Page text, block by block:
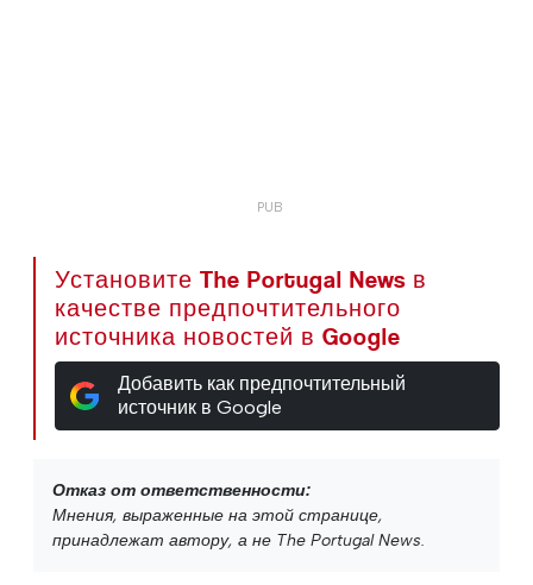
Установите The Portugal News в
качестве предпочтительного
источника новостей в Google
Добавить как предпочтительный
источник в Google
Отказ от ответственности:
Мнения, выраженные на этой странице,
принадлежат автору, а не The Portugal News.